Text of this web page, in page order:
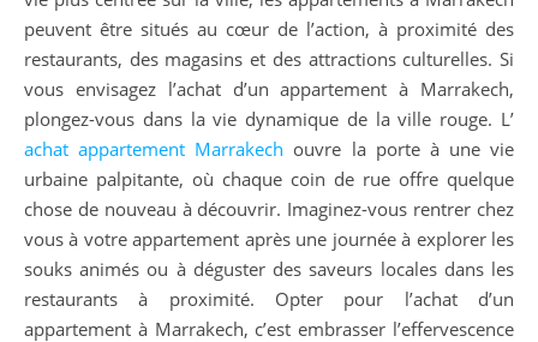
peuvent être situés au cœur de l’action, à proximité des
restaurants, des magasins et des attractions culturelles. Si
vous envisagez l’achat d’un appartement à Marrakech,
plongez-vous dans la vie dynamique de la ville rouge. L’
achat appartement Marrakech ouvre la porte à une vie
urbaine palpitante, où chaque coin de rue offre quelque
chose de nouveau à découvrir. Imaginez-vous rentrer chez
vous à votre appartement après une journée à explorer les
souks animés ou à déguster des saveurs locales dans les
restaurants à proximité. Opter pour l’achat d’un
appartement à Marrakech, c’est embrasser l’effervescence